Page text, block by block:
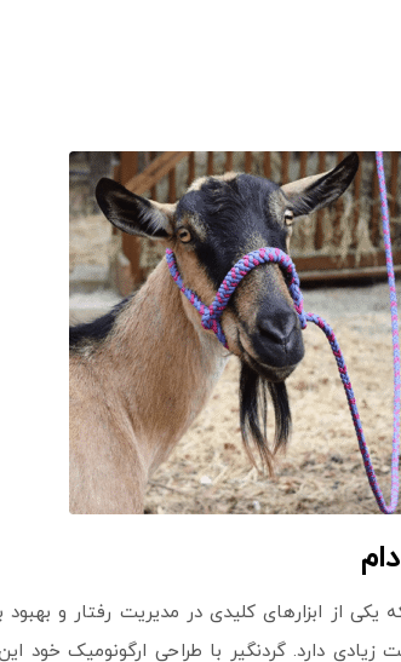
یکی از ابزارهای کلیدی در مدیریت رفتار و
دارد. گردنگیر با طراحی ارگونومیک خود